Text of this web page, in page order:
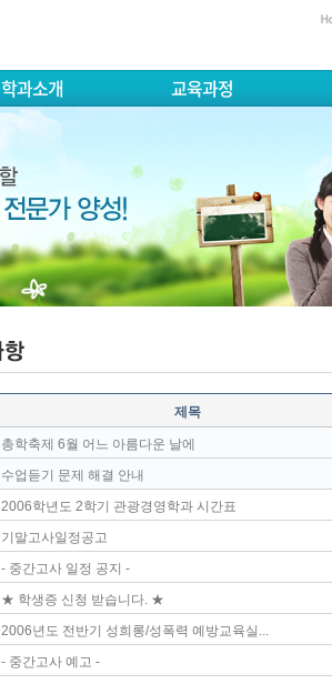
학과소개 교육과정
제목
총학축제 6월 어느 아름다운 날에
수업듣기 문제 해결 안내
2006학년도 2학기 관광경영학과 시간표
기말고사일정공고
- 중간고사 일정 공지 -
★ 학생증 신청 받습니다. ★
2006년도 전반기 성희롱/성폭력 예방교육실...
- 중간고사 예고 -